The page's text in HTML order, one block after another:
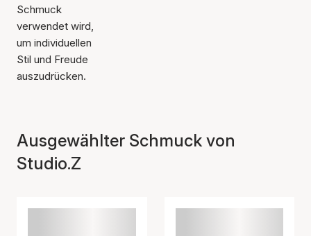
Schmuck
verwendet wird,
um individuellen
Stil und Freude
auszudrücken.
Ausgewählter Schmuck von
Studio.Z